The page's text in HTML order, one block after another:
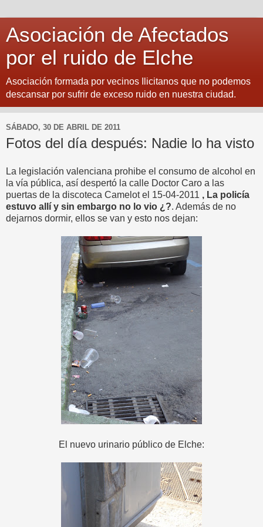
Asociación de Afectados
por el ruido de Elche
Asociación formada por vecinos Ilicitanos que no podemos
descansar por sufrir de exceso ruido en nuestra ciudad.
SÁBADO, 30 DE ABRIL DE 2011
Fotos del día después: Nadie lo ha visto
La legislación valenciana prohibe el consumo de alcohol en
la vía pública, así despertó la calle Doctor Caro a las
puertas de la discoteca Camelot el 15-04-2011 , La policía
estuvo allí y sin embargo no lo vio ¿?. Además de no
dejarnos dormir, ellos se van y esto nos dejan:
El nuevo urinario público de Elche: